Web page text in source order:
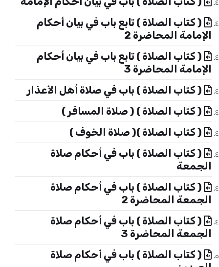
( كتاب الصلاة ) تابع باب في بيان أحكام
الإمامة المحاضرة 2
( كتاب الصلاة ) تابع باب في بيان أحكام
الإمامة المحاضرة 3
( كتاب الصلاة ) باب في صلاة أهل الأعذار
( كتاب الصلاة ) ( صلاة المسافر )
( كتاب الصلاة )( صلاة الخوف )
( كتاب الصلاة ) باب في أحكام صلاة
الجمعة
( كتاب الصلاة ) باب في أحكام صلاة
الجمعة المحاضرة 2
( كتاب الصلاة ) باب في أحكام صلاة
الجمعة المحاضرة 3
( كتاب الصلاة ) باب في أحكام صلاة